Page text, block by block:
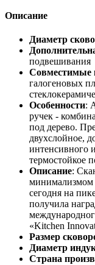
Описание
Диаметр
подвешивания
Совместимые
галогеновых
Особенности:
ручек -
под дерево.
двухслойное,
интенсивного
термостойкое
Описание:
минимализмом
сегодня на
получила
«Kitchen
Размер
Диаметр
Страна